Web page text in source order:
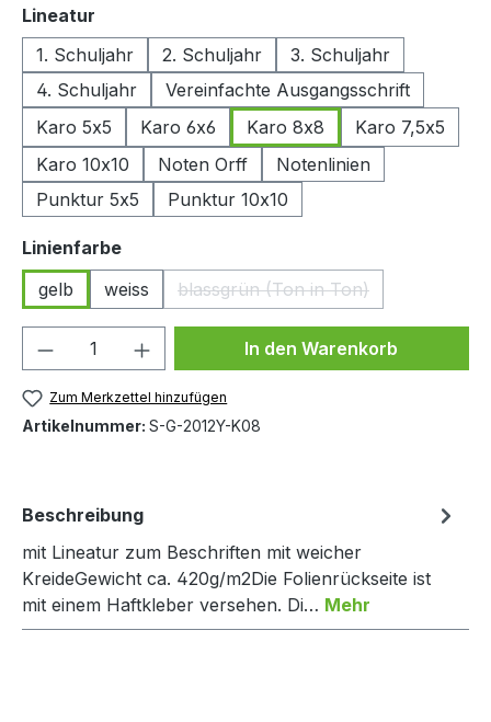
Lineatur
1. Schuljahr
2. Schuljahr
3. Schuljahr
4. Schuljahr
Vereinfachte Ausgangsschrift
Karo 5x5
Karo 6x6 Karo 8x8
Karo 7,5x5
Karo 10x10
Noten Orff
Notenlinien
Punktur 5x5
Punktur 10x10
Linienfarbeauswählen
gelb
weiss blassgrün (Ton in Ton)
(Diese Option ist zurzeit
Produkt Anzahl: Gib denIn den Warenkorb
Zum Merkzettel hinzufügen
Artikelnummer: S-G-2012Y-K08
Beschreibung
mit Lineatur zum Beschriften mit weicher
KreideGewicht ca. 420g/m2Die Folienrückseite ist
mit einem Haftkleber versehen. Di… Mehr